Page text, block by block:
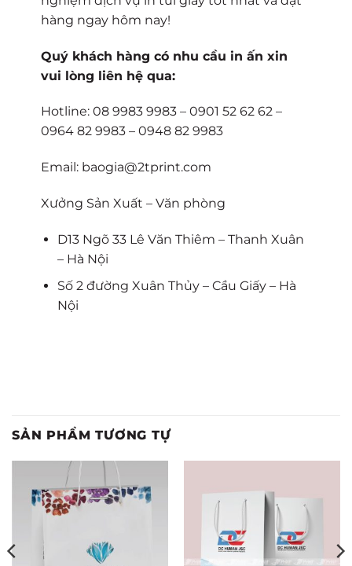
hàng ngay hôm nay!
Quý khách hàng có nhu cầu in ấn xin
vui lòng liên hệ qua:
Hotline: 08 9983 9983 – 0901 52 62 62 –
0964 82 9983 – 0948 82 9983
Email: baogia@2tprint.com
Xưởng Sản Xuất – Văn phòng
D13 Ngõ 33 Lê Văn Thiêm – Thanh Xuân
– Hà Nội
Số 2 đường Xuân Thủy – Cầu Giấy – Hà
Nội
SẢN PHẨM TƯƠNG TỰ